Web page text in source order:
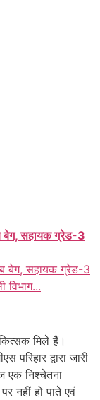
बेग, सहायक ग्रेड-3
बेग, सहायक ग्रेड-3
विभाग...
मिले हैं।
परिहार द्वारा जारी
एक निश्चेतना
नहीं हो पाते एवं